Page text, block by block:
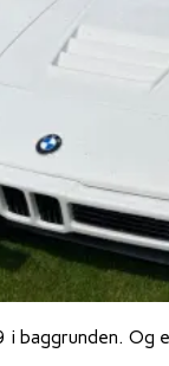
i baggrunden. Og